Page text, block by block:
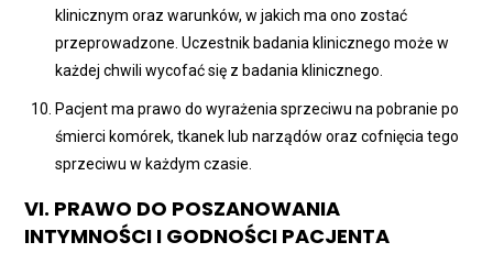
klinicznym oraz warunków, w jakich ma ono zostać
przeprowadzone. Uczestnik badania klinicznego może w
każdej chwili wycofać się z badania klinicznego.
Pacjent ma prawo do wyrażenia sprzeciwu na pobranie po
śmierci komórek, tkanek lub narządów oraz cofnięcia tego
sprzeciwu w każdym czasie.
VI. PRAWO DO POSZANOWANIA
INTYMNOŚCI I GODNOŚCI PACJENTA